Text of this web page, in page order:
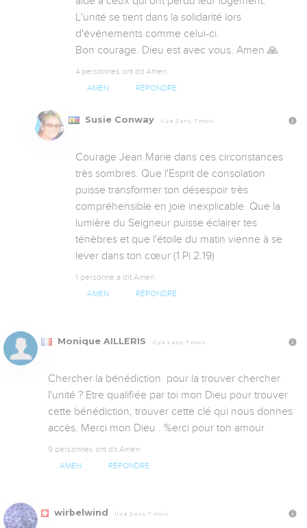
L'unité se tient dans la solidarité lors
d'événements comme celui-ci.
Bon courage. Dieu est avec vous. Amen 🙏
4 personnes ont dit Amen
AMEN RÉPONDRE
Susie Conway Il y a 2 ans, 7 mois
Courage Jean Marie dans ces circonstances
très sombres. Que l'Esprit de consolation
puisse transformer ton désespoir très
compréhensible en joie inexplicable. Que la
lumière du Seigneur puisse éclairer tes
ténèbres et que l'étoile du matin vienne à se
lever dans ton cœur (1 Pi 2.19)
1 personne a dit Amen
AMEN RÉPONDRE
Monique AILLERIS Il y a 2 ans, 7 mois
Chercher la bénédiction  pour la trouver chercher
l'unité ? Etre qualifiée par toi mon Dieu pour trouver
cette bénédiction, trouver cette clé qui nous donnes
accès. Merci mon Dieu . %erci pour ton amour
9 personnes ont dit Amen
AMEN RÉPONDRE
wirbelwind Il y a 2 ans, 7 mois